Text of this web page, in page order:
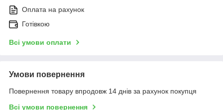
Оплата на рахунок
Готівкою
Всі умови оплати
Умови повернення
Повернення товару впродовж 14 днів за рахунок покупця
Всі умови повернення